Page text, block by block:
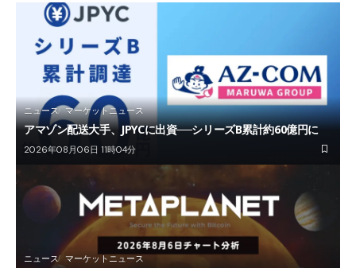
ニュース マーケットニュース
アマゾン配送大手、JPYCに出資──シリーズB累計約60億円に
2026年08月06日 11時04分
ニュース マーケットニュース